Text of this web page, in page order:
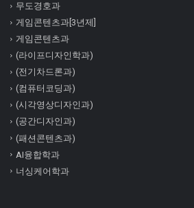
무도경호과
게임콘텐츠과[3년제]
게임콘텐츠과
(라이프디자인학과)
(전기차드론과)
(컴퓨터코딩과)
(시각영상디자인과)
(공간디자인과)
(패션콘텐츠과)
AI융합학과
너싱케어학과